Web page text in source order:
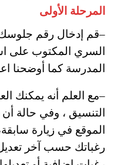
المرحلة الأولى
–قم إدخال رقم
السري المكتوب على
المدرسة كما أوضحنا
–مع العلم أنه يمكنك
التنسيق ، وفي حالة
الموقع في زيارة
رغباتك حسب آخر